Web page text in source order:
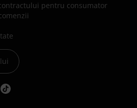
pentru consumator